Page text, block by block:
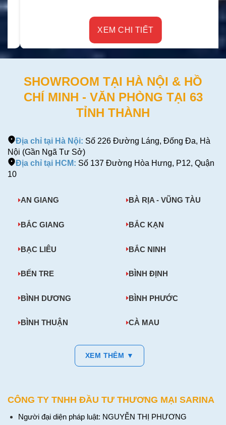
XEM CHI TIẾT
SHOWROOM TẠI HÀ NỘI & HỒ
CHÍ MINH - VĂN PHÒNG TẠI 63
TỈNH THÀNH
Địa chỉ tại Hà Nội: Số 226 Đường Láng, Đống Đa, Hà
Nội (Gần Ngã Tư Sở)
Địa chỉ tại HCM: Số 137 Đường Hòa Hưng, P12, Quận
10
AN GIANG BÀ RỊA - VŨNG TÀU
BẮC GIANG BẮC KẠN
BẠC LIÊU BẮC NINH
BẾN TRE BÌNH ĐỊNH
BÌNH DƯƠNG BÌNH PHƯỚC
BÌNH THUẬN CÀ MAU
XEM THÊM ▼
CÔNG TY TNHH ĐẦU TƯ THƯƠNG MẠI SARINA
Người đại diện pháp luật: NGUYỄN THỊ PHƯƠNG